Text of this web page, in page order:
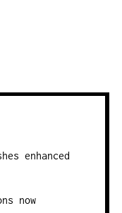
enhanced
now